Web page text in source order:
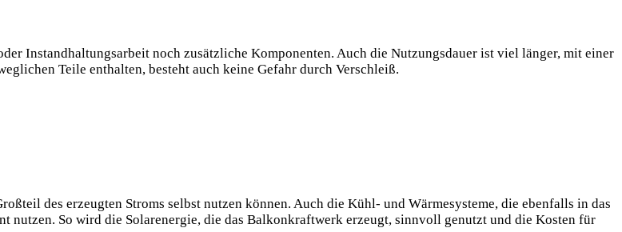
Instandhaltungsarbeit noch zusätzliche⁣ Komponenten. Auch die Nutzungsdauer ist viel länger, ⁣mit‌ einer
Teile⁣ enthalten, besteht auch keine Gefahr‌ durch‌ Verschleiß.
des ‍erzeugten Stroms ‌selbst nutzen können. Auch die Kühl- und‌ Wärmesysteme, die ebenfalls in⁣ das
nutzen. So wird ⁤die Solarenergie, die das ‌Balkonkraftwerk erzeugt,​ sinnvoll⁢ genutzt und die ⁢Kosten für‍